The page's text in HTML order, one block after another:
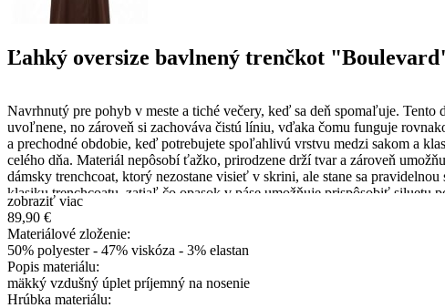
Ľahký oversize bavlnený trenčkot
Navrhnutý pre pohyb v meste a tiché večery, keď sa deň spomaľuje.
uvoľnene, no zároveň si zachováva čistú líniu, vďaka čomu funguje
a prechodné obdobie, keď potrebujete spoľahlivú vrstvu medzi sakom a
celého dňa. Materiál nepôsobí ťažko, prirodzene drží tvar a zároveň
dámsky trenchcoat, ktorý nezostane visieť v skrini, ale stane sa
klasiku trenchcoatu, zatiaľ čo opasok v páse umožňuje prispôsobiť
Dĺžka pod kolená opticky predlžuje siluetu a spolu s čistými líniami
šatníka. Tento ľahký bavlnený trenčkot si obľúbite práve preto, že spája
univerzálny kúsok, ktorý sa jednoducho kombinuje. Funguje prirodzene s
zbytočnej snahy. Ak hľadáte dámsky trenchcoat, ktorý je ľahký,
dĺžka predného diela je 134 cm.
zobraziť viac
89,90 €
Materiálové zloženie:
50% polyester - 47% viskóza - 3% elastan
Popis materiálu:
mäkký vzdušný úplet príjemný na nosenie
Hrúbka materiálu: